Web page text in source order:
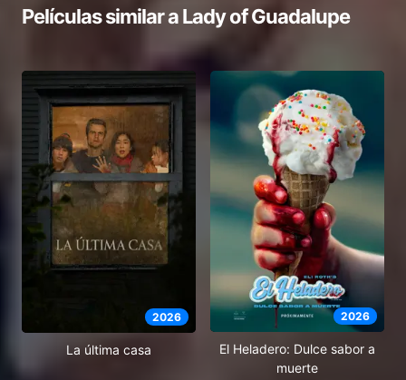
Películas similar aLady of Guadalupe
2026
La última casa
2026
El Heladero: Dulce sabor a
muerte